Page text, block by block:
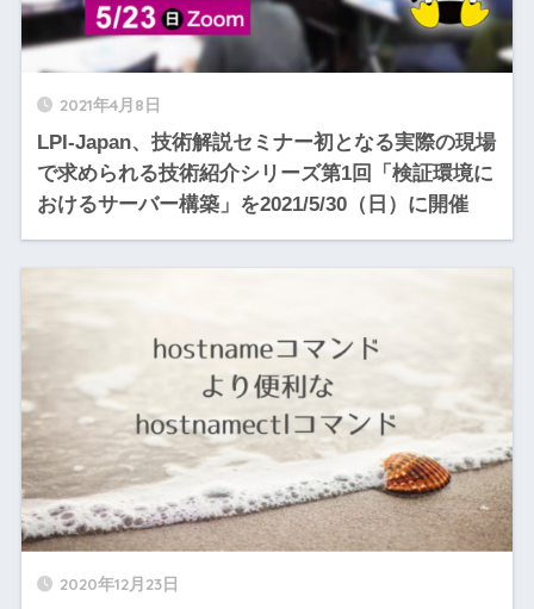
2021年4月8日
LPI-Japan、技術解説セミナー初となる実際の現場
で求められる技術紹介シリーズ第1回「検証環境に
おけるサーバー構築」を2021/5/30（日）に開催
2020年12月23日